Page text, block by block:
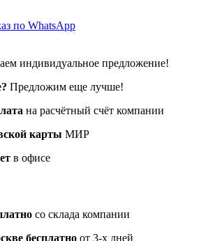
по WhatsApp
индивидуальное предложение!
Предложим еще лучше!
на расчётный счёт компании
карты МИР
в офисе
со склада компании
бесплатно от 3-х дней